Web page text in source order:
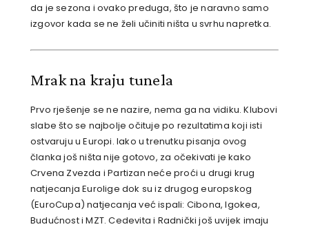
da je sezona i ovako preduga, što je naravno samo
izgovor kada se ne želi učiniti ništa u svrhu napretka.
Mrak na kraju tunela
Prvo rješenje se ne nazire, nema ga na vidiku. Klubovi
slabe što se najbolje očituje po rezultatima koji isti
ostvaruju u Europi. Iako u trenutku pisanja ovog
članka još ništa nije gotovo, za očekivati je kako
Crvena Zvezda i Partizan neće proći u drugi krug
natjecanja Eurolige dok su iz drugog europskog
(EuroCupa) natjecanja već ispali: Cibona, Igokea,
Budućnost i MZT. Cedevita i Radnički još uvijek imaju